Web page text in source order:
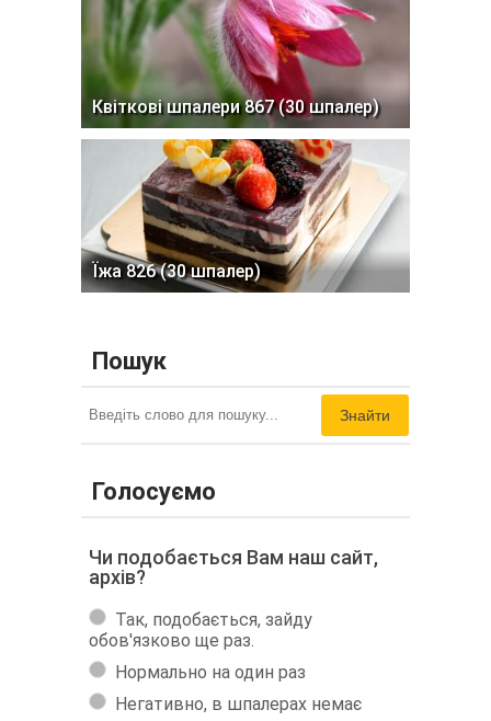
Квіткові шпалери 867 (30 шпалер)
Їжа 826 (30 шпалер)
Пошук
Знайти
Голосуємо
Чи подобається Вам наш сайт,
архів?
Так, подобається, зайду
обов'язково ще раз.
Нормально на один раз
Негативно, в шпалерах немає